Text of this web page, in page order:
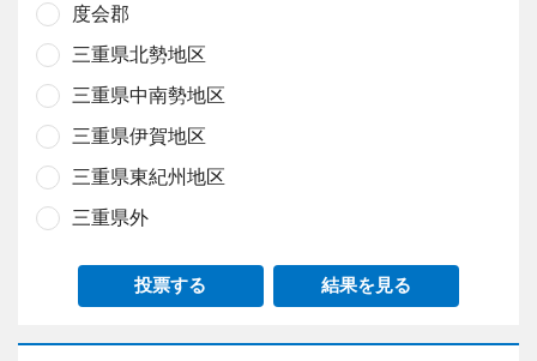
度会郡
三重県北勢地区
三重県中南勢地区
三重県伊賀地区
三重県東紀州地区
三重県外
投票する 結果を見る